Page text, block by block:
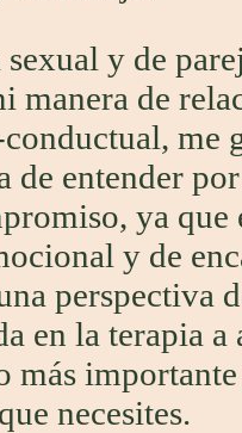
y de
manera de
me
de entender
ya
y de
perspectiva
en la terapia
necesites.